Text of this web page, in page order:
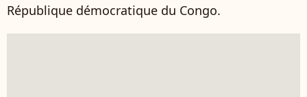
République démocratique du Congo.